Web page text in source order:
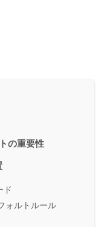
の重要性
ド
ォルトルール